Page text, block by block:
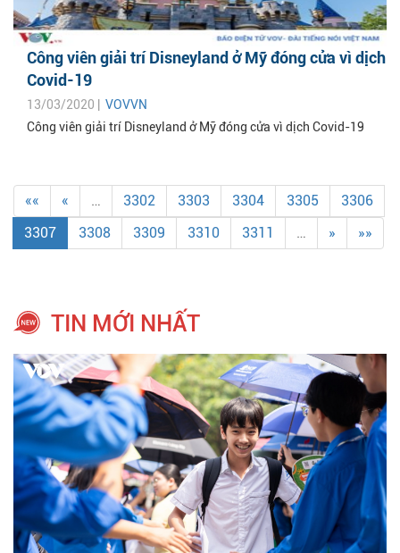
Công viên giải trí Disneyland ở Mỹ đóng cửa vì dịch
Covid-19
13/03/2020 | VOVVN
Công viên giải trí Disneyland ở Mỹ đóng cửa vì dịch Covid-19
«« « … 3302 3303 3304 3305
3306
3307
3308 3309 3310 3311 … » »»
TIN MỚI NHẤT